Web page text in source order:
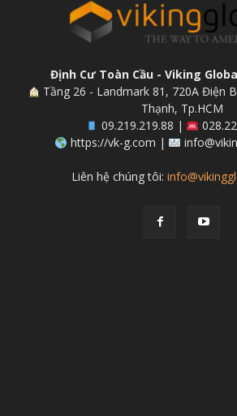
Định Cư Toàn Cầu - Viking
Tầng 26 - Landmark 81, 720A Điện
Thạnh, Tp.HCM
09.219.219.88 |
https://vk-g.com |
Liên hệ chúng tôi: